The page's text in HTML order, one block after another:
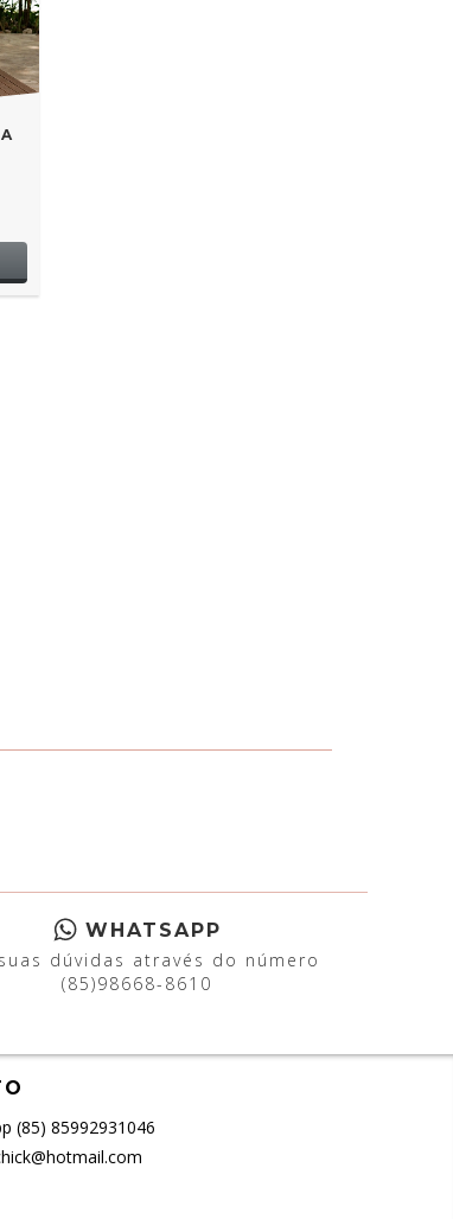
WHATSAPP
dúvidas através do número
(85)98668-8610
(85) 85992931046